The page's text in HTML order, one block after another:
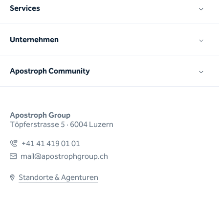
Apostroph Group
Töpferstrasse 5 · 6004 Luzern
+41 41 419 01 01
mail@apostrophgroup.ch
Standorte & Agenturen
Services
Unternehmen
Apostroph Community